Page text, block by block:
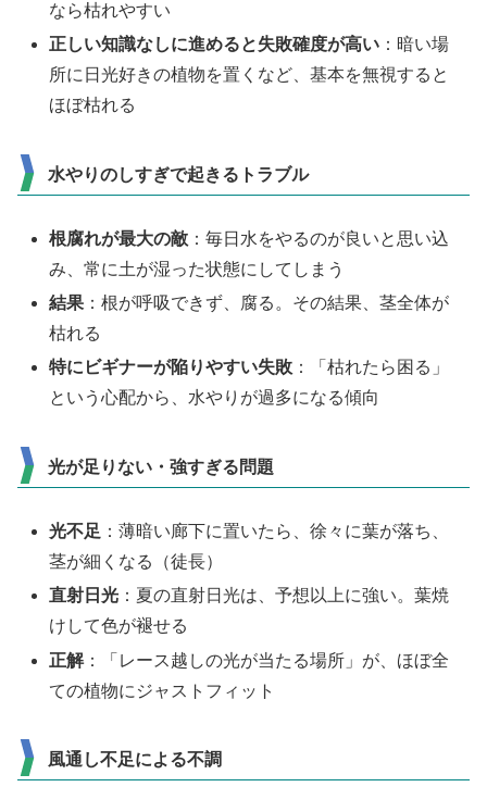
なら枯れやすい
正しい知識なしに進めると失敗確度が高い ：暗い場
所に日光好きの植物を置くなど、基本を無視すると
ほぼ枯れる
水やりのしすぎで起きるトラブル
根腐れが最大の敵 ：毎日水をやるのが良いと思い込
み、常に土が湿った状態にしてしまう
結果 ：根が呼吸できず、腐る。その結果、茎全体が
枯れる
特にビギナーが陥りやすい失敗 ：「枯れたら困る」
という心配から、水やりが過多になる傾向
光が足りない・強すぎる問題
光不足 ：薄暗い廊下に置いたら、徐々に葉が落ち、
茎が細くなる（徒長）
直射日光 ：夏の直射日光は、予想以上に強い。葉焼
けして色が褪せる
正解：「レース越しの光が当たる場所」が、ほぼ全
ての植物にジャストフィット
風通し不足による不調